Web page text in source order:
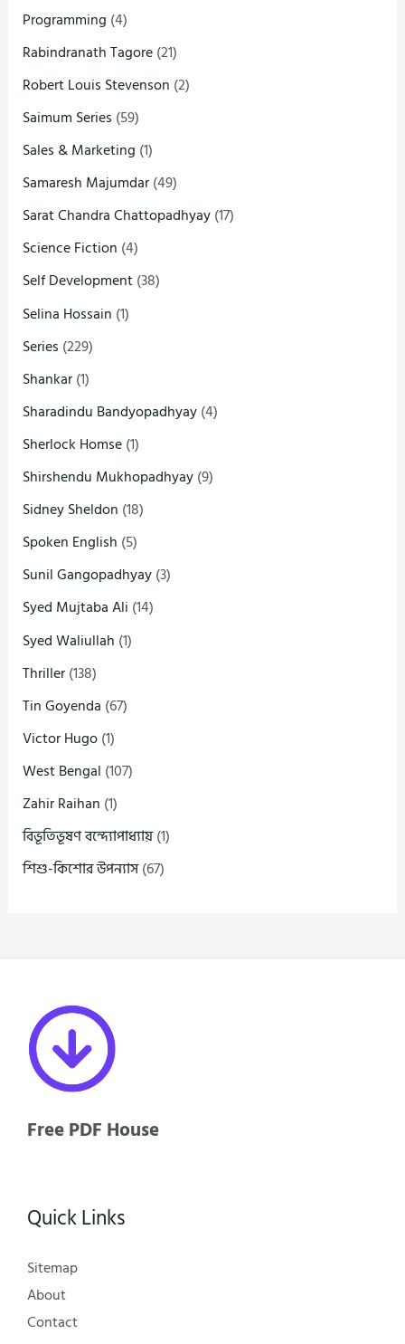
Programming (4)
Rabindranath Tagore(21)
Robert Louis Stevenson (2)
Saimum Series (59)
Sales & Marketing (1)
Samaresh Majumdar(49)
Sarat Chandra Chattopadhyay(17)
Science Fiction (4)
Self Development(38)
Selina Hossain (1)
Series (229)
Shankar(1)
Sharadindu Bandyopadhyay(4)
Sherlock Homse(1)
Shirshendu Mukhopadhyay(9)
Sidney Sheldon (18)
Spoken English (5)
Sunil Gangopadhyay(3)
Syed Mujtaba Ali (14)
Syed Waliullah (1)
Thriller(138)
Tin Goyenda (67)
Victor Hugo(1)
West Bengal (107)
Zahir Raihan (1)
বিভূতিভূষণ বন্দ্যোপাধ্যায়(1)
শিশু-কিশোর উপন্যাস(67)
Free PDF House
Quick Links
Sitemap
About
Contact